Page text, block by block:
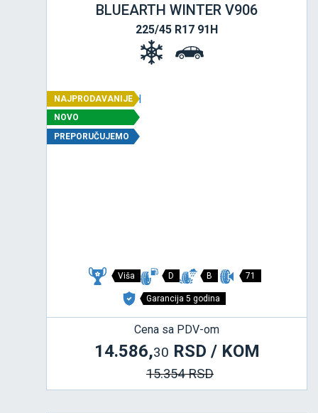
BLUEARTH WINTER V906
225/45 R17 91H
NAJPRODAVANIJE
NOVO
PREPORUČUJEMO
Viša D B 71
Garancija 5 godina
Cena sa PDV-om
14.586,30 RSD / KOM
15.354 RSD